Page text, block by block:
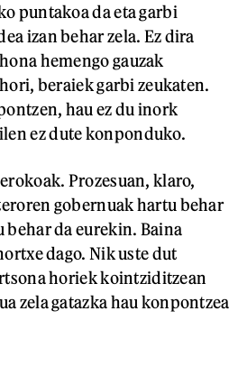
puntakoa da eta garbi
izan behar zela. Ez dira
hemengo gauzak
beraiek garbi zeukaten.
hau ez du inork
ez dute konponduko.
Prozesuan, klaro,
gobernuak hartu behar
behar da eurekin. Baina
dago. Nik uste dut
horiek kointziditzean
zela gatazka hau konpontzea